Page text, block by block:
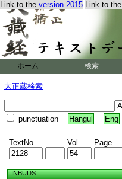
Link to the version 2015 Link to the
ホーム 検索
大正蔵検索
punctuation Hangul Eng
TextNo. Vol. Page
INBUDS